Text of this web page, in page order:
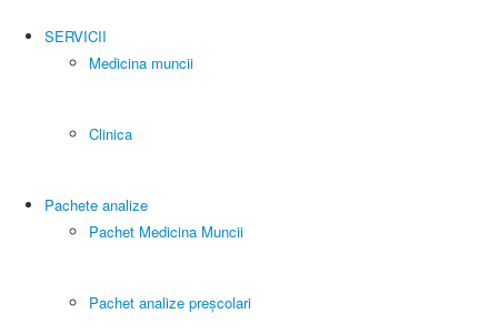
SERVICII
Medicina muncii
Clinica
Pachete analize
Pachet Medicina Muncii
Pachet analize preșcolari